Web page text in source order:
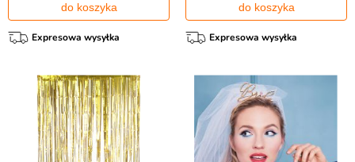
do koszyka
Expresowa wysyłka
do koszyka
Expresowa wysyłka